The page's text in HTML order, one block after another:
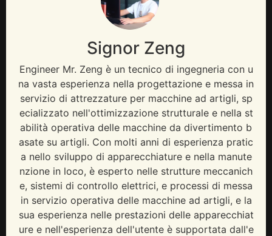
Signor Zeng
Engineer Mr. Zeng è un tecnico di ingegneria con u
na vasta esperienza nella progettazione e messa in
servizio di attrezzature per macchine ad artigli, sp
ecializzato nell'ottimizzazione strutturale e nella st
abilità operativa delle macchine da divertimento b
asate su artigli. Con molti anni di esperienza pratic
a nello sviluppo di apparecchiature e nella manute
nzione in loco, è esperto nelle strutture meccanich
e, sistemi di controllo elettrici, e processi di messa
in servizio operativa delle macchine ad artigli, e la
sua esperienza nelle prestazioni delle apparecchiat
ure e nell'esperienza dell'utente è supportata dall'e